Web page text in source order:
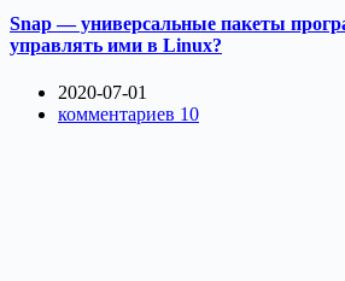
Snap — универсальные пакеты
управлять ими в Linux?
2020-07-01
комментариев 10